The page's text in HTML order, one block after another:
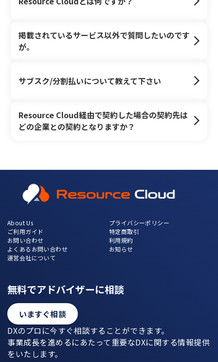
掲載されているサービス以外で質問したいのです
が。
サブスク/分割払いについて教えて下さい
Resource Cloud経由で契約した場合の契約先は
どの企業との契約となりますか？
About Us
ご利用ガイド
お問い合わせ
よくあるお問い合わせ
運営会社について
プライバシーポリシー
特定商取引
利用規約
お知らせ
無料でアドバイザーに相談
いますぐ相談
DXのプロに今すぐ相談することができます。
事業成長を進めるにあたって重要なDXに関する情報提供
をいたします。